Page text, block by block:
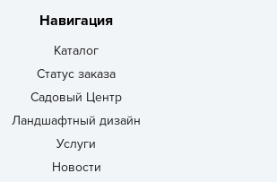
Навигация
Каталог
Статус заказа
Садовый Центр
Ландшафтный дизайн
Услуги
Новости